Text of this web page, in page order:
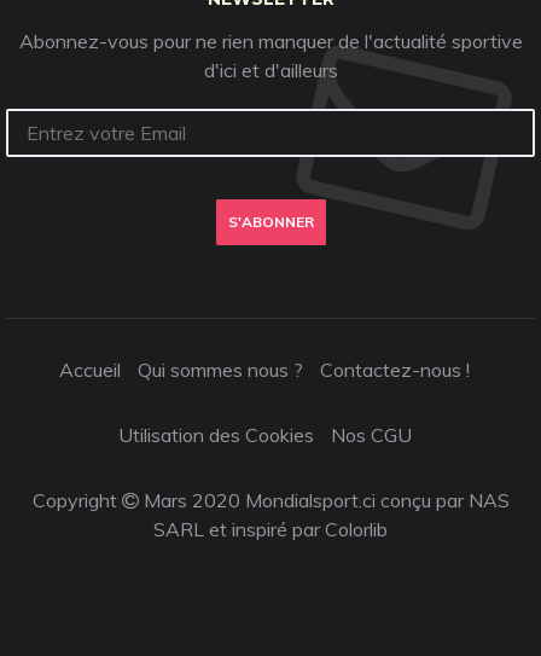
Abonnez-vous pour ne rien manquer de l'actualité sportive
d'ici et d'ailleurs
S'ABONNER
Accueil Qui sommes nous ? Contactez-nous !
Utilisation des Cookies Nos CGU
Copyright
Mars 2020 Mondialsport.ci conçu par NAS
SARL et inspiré parColorlib